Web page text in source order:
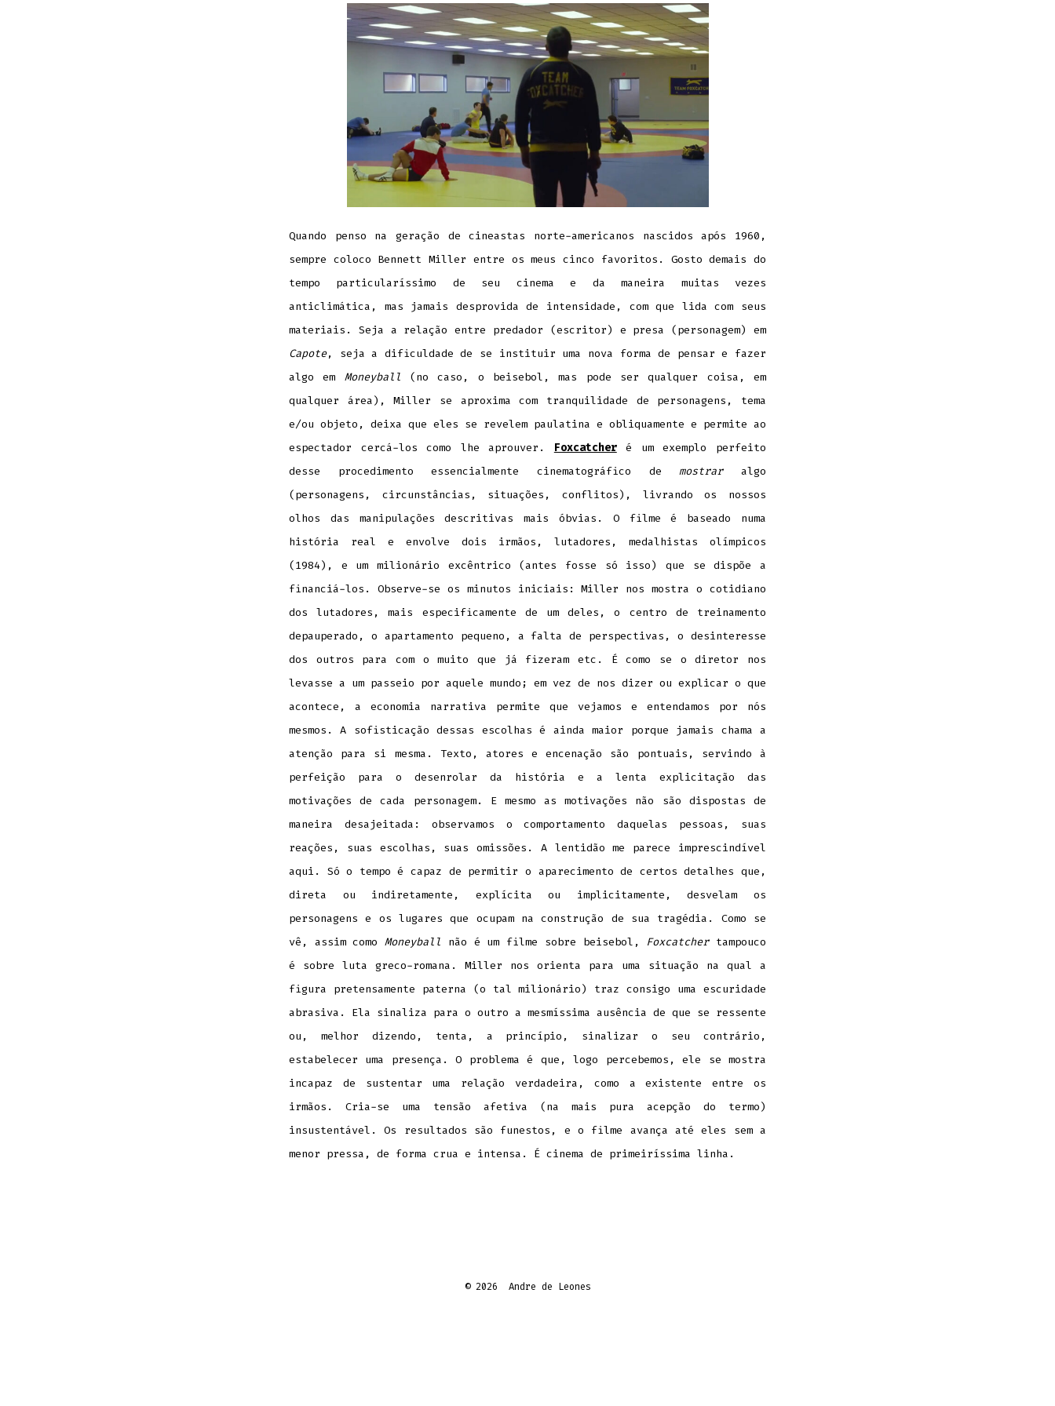
Quando penso na geração de cineastas norte-americanos nascidos após 1960,
sempre coloco Bennett Miller entre os meus cinco favoritos. Gosto demais do
tempo particularíssimo de seu cinema e da maneira muitas vezes
anticlimática, mas jamais desprovida de intensidade, com que lida com seus
materiais. Seja a relação entre predador (escritor) e presa (personagem) em
Capote, seja a dificuldade de se instituir uma nova forma de pensar e fazer
algo em Moneyball (no caso, o beisebol, mas pode ser qualquer coisa, em
qualquer área), Miller se aproxima com tranquilidade de personagens, tema
e/ou objeto, deixa que eles se revelem paulatina e obliquamente e permite ao
espectador cercá-los como lhe aprouver. Foxcatcheré um exemplo perfeito
desse procedimento essencialmente cinematográfico demostraralgo
(personagens, circunstâncias, situações, conflitos), livrando os nossos
olhos das manipulações descritivas mais óbvias. O filme é baseado numa
história real e envolve dois irmãos, lutadores, medalhistas olímpicos
(1984), e um milionário excêntrico (antes fosse só isso) que se dispõe a
financiá-los. Observe-se os minutos iniciais: Miller nos mostra o cotidiano
dos lutadores, mais especificamente de um deles, o centro de treinamento
depauperado, o apartamento pequeno, a falta de perspectivas, o desinteresse
dos outros para com o muito que já fizeram etc. É como se o diretor nos
levasse a um passeio por aquele mundo; em vez de nos dizer ou explicar o que
acontece, a economia narrativa permite que vejamos e entendamos por nós
mesmos. A sofisticação dessas escolhas é ainda maior porque jamais chama a
atenção para si mesma. Texto, atores e encenação são pontuais, servindo à
perfeição para o desenrolar da história e a lenta explicitação das
motivações de cada personagem. E mesmo as motivações não são dispostas de
maneira desajeitada: observamos o comportamento daquelas pessoas, suas
reações, suas escolhas, suas omissões. A lentidão me parece imprescindível
aqui. Só o tempo é capaz de permitir o aparecimento de certos detalhes que,
direta ou indiretamente, explícita ou implicitamente, desvelam os
personagens e os lugares que ocupam na construção de sua tragédia. Como se
vê, assim comoMoneyball não é um filme sobre beisebol, Foxcatchertampouco
é sobre luta greco-romana. Miller nos orienta para uma situação na qual a
figura pretensamente paterna (o tal milionário) traz consigo uma escuridade
abrasiva. Ela sinaliza para o outro a mesmíssima ausência de que se ressente
ou, melhor dizendo, tenta, a princípio, sinalizar o seu contrário,
estabelecer uma presença. O problema é que, logo percebemos, ele se mostra
incapaz de sustentar uma relação verdadeira, como a existente entre os
irmãos. Cria-se uma tensão afetiva (na mais pura acepção do termo)
insustentável. Os resultados são funestos, e o filme avança até eles sem a
menor pressa, de forma crua e intensa. É cinema de primeiríssima linha.
© 2026 Andre de Leones